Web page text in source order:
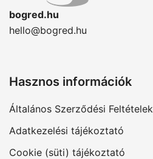
bogred.hu
hello@bogred.hu
Hasznos információk
Általános Szerződési Feltételek
Adatkezelési tájékoztató
Cookie (süti) tájékoztató